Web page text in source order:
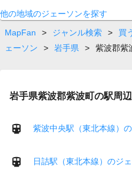
他の地域のジェーソンを探す
MapFan
> ジャンル検索 > 買
ェーソン
> 岩手県 > 紫波郡紫
岩手県紫波郡紫波町の駅周
紫波中央駅（東北本線）
日詰駅（東北本線）のジ